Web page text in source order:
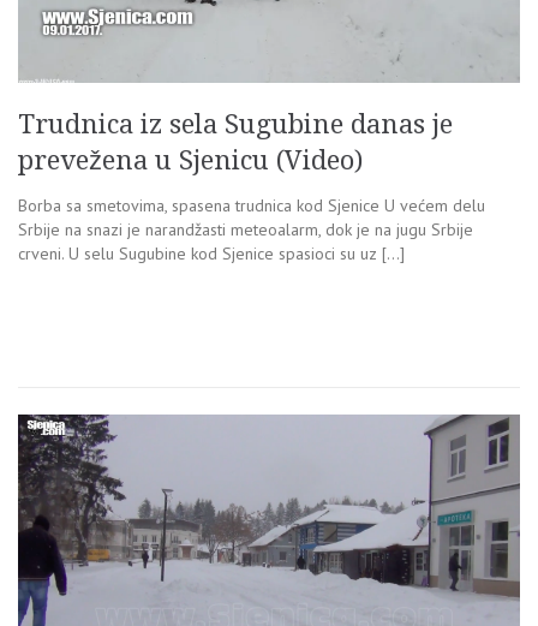
Trudnica iz sela Sugubine danas je
prevežena u Sjenicu (Video)
Borba sa smetovima, spasena trudnica kod Sjenice U većem delu
Srbije na snazi je narandžasti meteoalarm, dok je na jugu Srbije
crveni. U selu Sugubine kod Sjenice spasioci su uz […]